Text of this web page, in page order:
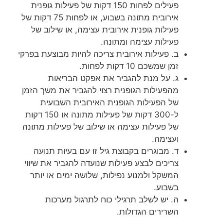
פעילים לפחות 150 דקות של פעילות גופנית
אירובית מתונה בשבוע, או לפחות 75 דקות של
פעילות גופנית אירובית עצימה, או שילוב של
פעילות עצימה ומתונה.
ב. פעילות אירובית צריכה להיות מבוצעת בפרקי
זמן שמשכם 10 דקות לפחות.
ג. על מנת להגביר את אפקט הבריאות
מהפעילות הגופנית רצוי להגביר את משך הזמן
של הפעילות הגופנית האירובית השבועית
ל-300 דקות של פעילות מתונה או 150 דקות
של פעילות עצימה או שילוב של פעילות מתונה
ועצימה.
ד. מבוגרים בקבוצת גיל זו עם בעיות תנועה
צריכים לבצע פעילות שנועדה להגביר את שיווי
המשקל ולמנוע נפילות, שלושה ימים או יותר
בשבוע.
ה. יש לשלב תרגילי כוח לתרגול מערכות
השרירים הגדולות.